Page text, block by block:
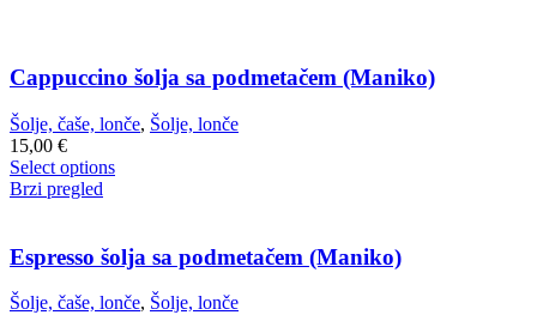
Cappuccino šolja sa podmetačem (Maniko)
Šolje, čaše, lonče, Šolje, lonče
15,00 €
Select options
Brzi pregled
Espresso šolja sa podmetačem (Maniko)
Šolje, čaše, lonče, Šolje, lonče